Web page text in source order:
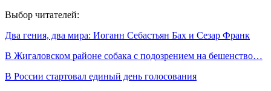
Выбор читателей:
Два гения, два мира: Иоганн Себастьян Бах и Сезар Франк
В Жигаловском районе собака с подозрением на бешенство…
В России стартовал единый день голосования